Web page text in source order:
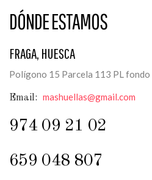
DÓNDE ESTAMOS
FRAGA, HUESCA
Polígono 15 Parcela 113 PL
Email: mashuellas@gmail.com
974 09 21 02
659 048 807